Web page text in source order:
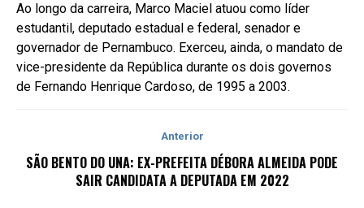
Ao longo da carreira, Marco Maciel atuou como líder
estudantil, deputado estadual e federal, senador e
governador de Pernambuco. Exerceu, ainda, o mandato de
vice-presidente da República durante os dois governos
de Fernando Henrique Cardoso, de 1995 a 2003.
Anterior
SÃO BENTO DO UNA: EX-PREFEITA DÉBORA ALMEIDA PODE
SAIR CANDIDATA A DEPUTADA EM 2022